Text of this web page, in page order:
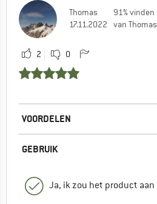
Thomas
17.11.2022
91%
van
2 0
VOORDELEN
GEBRUIK
Ja, ik zou het product